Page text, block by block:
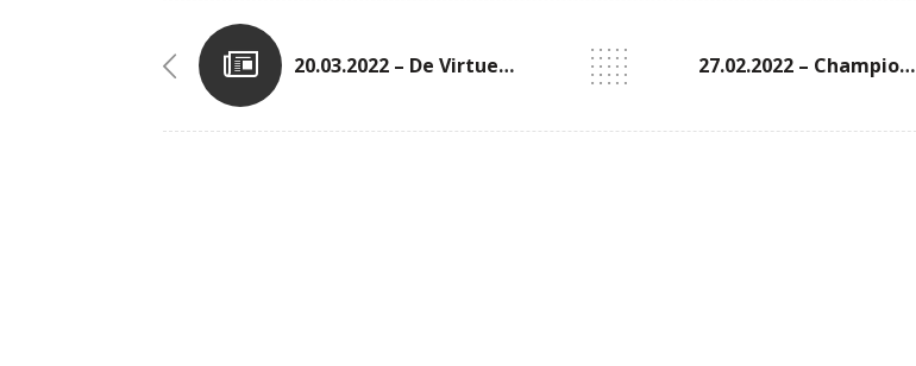
20.03.2022 – De Virtuelle POSTLAF 2022 27.02.2022 – Championnats Nationaux Indoor (d’Coque)